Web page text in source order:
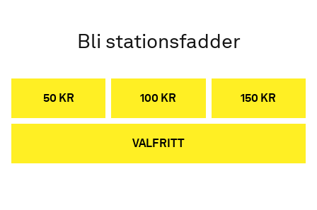
Bli stationsfadder
50 KR 100 KR 150 KR
VALFRITT